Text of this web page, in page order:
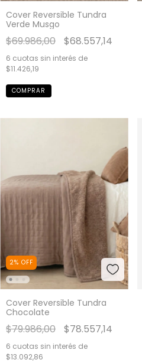
Cover Reversible Tundra
Verde Musgo
$69.986,00 $68.557,14
6 cuotas sin interés de
$11.426,19
COMPRAR
2% OFF
Cover Reversible Tundra
Chocolate
$79.986,00 $78.557,14
6 cuotas sin interés de
$13.092,86